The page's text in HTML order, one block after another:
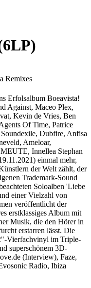
Remixes
Erfolsalbum Boeavista!
Against, Maceo Plex,
Kevin de Vries, Ben
Of Time, Patrice
Dubfire, Anfisa
Ameloar,
Innellea Stephan
einmal mehr,
der Welt zählt, der
Trademark-Sound
Soloalben 'Liebe
einer Vielzahl von
veröffentlicht der
erstklassiges Album mit
Musik, die den Hörer in
erstarren lässt. Die
Vierfachvinyl im Triple-
superschönem 3D-
(Interview), Faze,
Radio, Ibiza